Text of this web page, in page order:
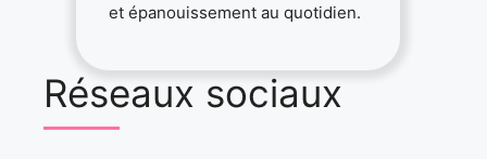
et épanouissement au quotidien.
Réseaux sociaux